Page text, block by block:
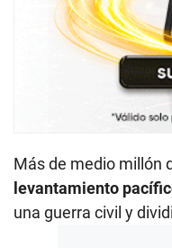
Más de medio millón
levantamiento
una guerra civil y